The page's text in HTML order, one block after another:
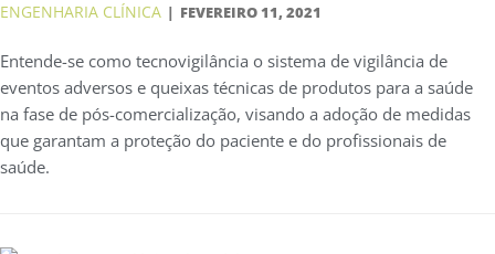
ENGENHARIA CLÍNICA
FEVEREIRO 11, 2021
Entende-se como tecnovigilância o sistema de vigilância de
eventos adversos e queixas técnicas de produtos para a saúde
na fase de pós-comercialização, visando a adoção de medidas
que garantam a proteção do paciente e do profissionais de
saúde.